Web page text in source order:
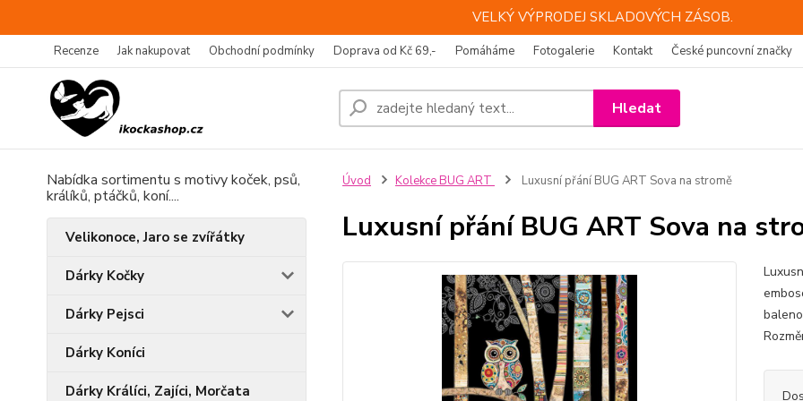
VELKÝ VÝPRODEJ SKLADOVÝCH ZÁSOB.
Recenze Jak nakupovat Obchodní podmínky Doprava od Kč 69,- Pomáháme Fotogalerie Kontakt České puncovní značky
Hledat
Nabídka sortimentu s motivy koček, psů,
králíků, ptáčků, koní....
Velikonoce, Jaro se zvířátky
Dárky Kočky
Dárky Pejsci
Dárky Koníci
Dárky Králíci, Zajíci, Morčata
Úvod Kolekce BUG ART Luxusní přání BUG ART Sova na stromě
Luxusní přání BUG ART Sova na